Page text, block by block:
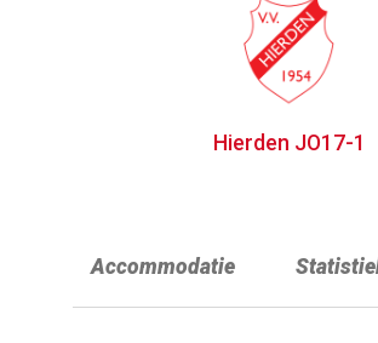
Hierden JO17-1
Accommodatie